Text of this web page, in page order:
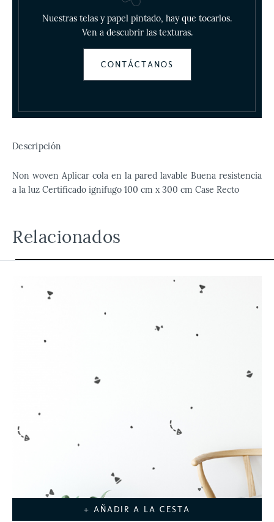
Nuestras telas y papel pintado, hay que tocarlos.
Ven a descubrir las texturas.
CONTÁCTANOS
Descripción
Non woven Aplicar cola en la pared lavable Buena resistencia
a la luz Certificado ignifugo 100 cm x 300 cm Case Recto
Relacionados
+ AÑADIR A LA CESTA